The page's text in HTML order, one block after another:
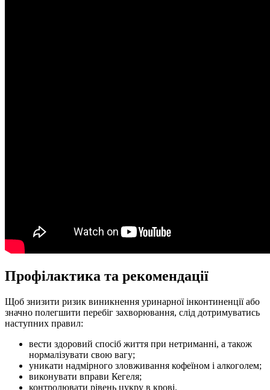
Профілактика та рекомендації
Щоб знизити ризик виникнення уринарної інконтиненції або
значно полегшити перебіг захворювання, слід дотримуватись
наступних правил:
вести здоровий спосіб життя при нетриманні, а також
нормалізувати свою вагу;
уникати надмірного зловживання кофеїном і алкоголем;
виконувати вправи Кегеля;
контролювати рівень цукру в крові.